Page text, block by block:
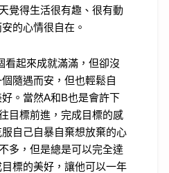
覺得生活很有趣、很有動
的心情很自在。
看起來成就滿滿，但卻沒
隨遇而安，但也輕鬆自
。當然A和B也是會許下
目標前進，完成目標的感
自己自暴自棄想放棄的心
多，但是總是可以完全達
標的美好，讓他可以一年